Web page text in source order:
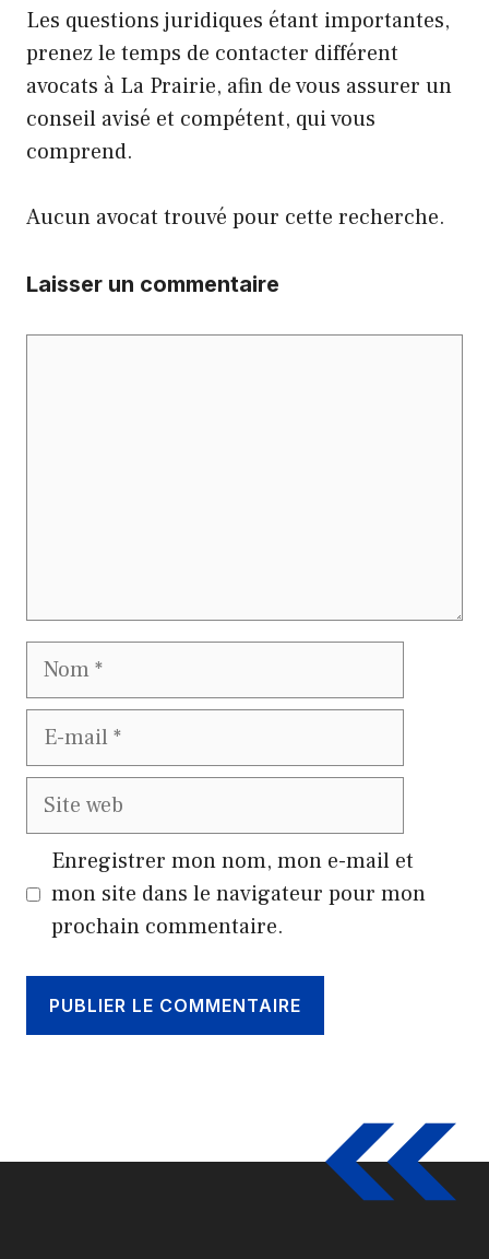
Les questions juridiques étant importantes,
prenez le temps de contacter différent
avocats à La Prairie, afin de vous assurer un
conseil avisé et compétent, qui vous
comprend.
Aucun avocat trouvé pour cette recherche.
Laisser un commentaire
Nom
E-
mail
Site
web
Enregistrer mon nom, mon e-mail et
mon site dans le navigateur pour mon
prochain commentaire.